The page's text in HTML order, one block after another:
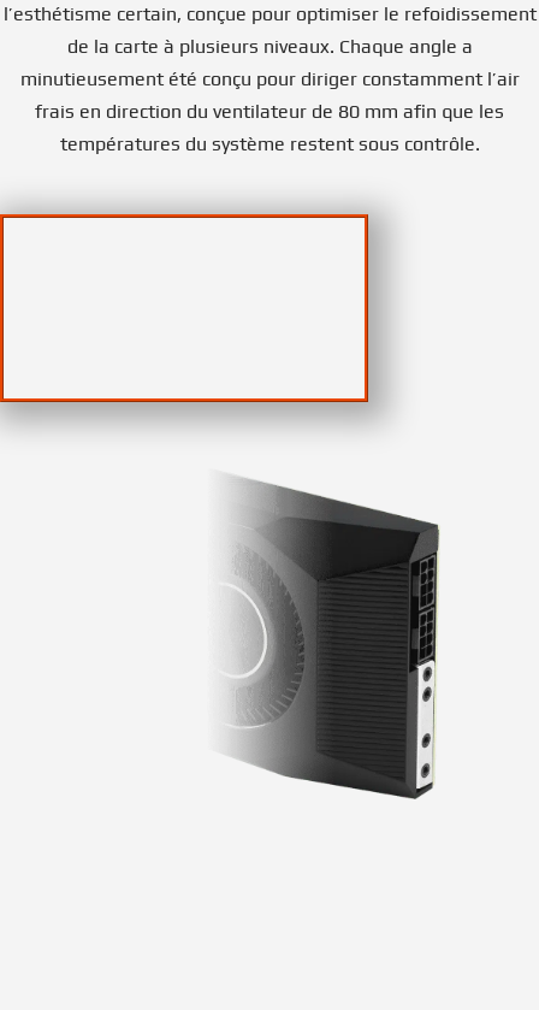
l’esthétisme certain, conçue pour optimiser le refoidissement
de la carte à plusieurs niveaux. Chaque angle a
minutieusement été conçu pour diriger constamment l’air
frais en direction du ventilateur de 80 mm afin que les
températures du système restent sous contrôle.